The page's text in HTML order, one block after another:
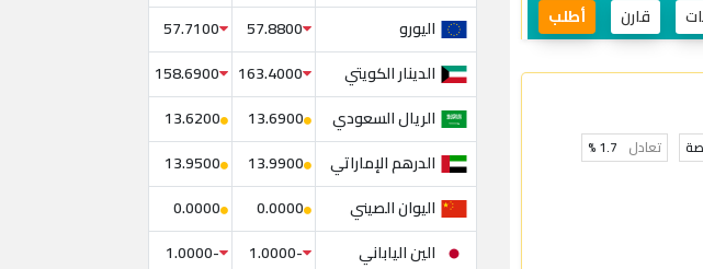
قارن أطلب
تعادل 1.7 %
اليورو
57.8800
57.7100
الدينار الكويتي
163.4000
158.6900
الريال السعودي
13.6900
13.6200
الدرهم الإماراتي
13.9900
13.9500
اليوان الصيني
0.0000
0.0000
الين الياباني
-1.0000
-1.0000